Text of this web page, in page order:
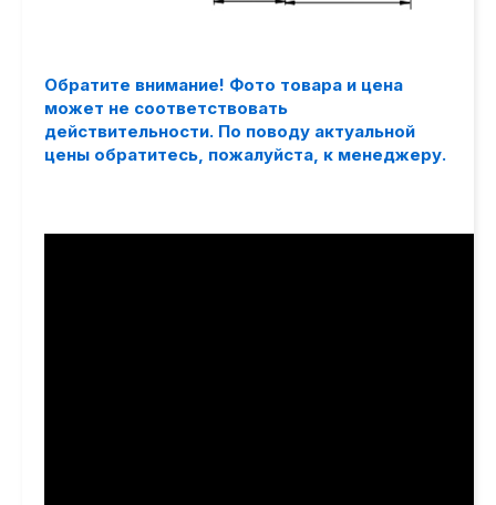
Обратите внимание! Фото товара и цена
может не соответствовать
действительности. По поводу актуальной
цены обратитесь, пожалуйста, к менеджеру.